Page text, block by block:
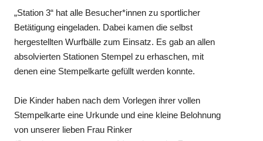
„Station 3“ hat alle Besucher*innen zu sportlicher
Betätigung eingeladen. Dabei kamen die selbst
hergestellten Wurfbälle zum Einsatz. Es gab an allen
absolvierten Stationen Stempel zu erhaschen, mit
denen eine Stempelkarte gefüllt werden konnte.
Die Kinder haben nach dem Vorlegen ihrer vollen
Stempelkarte eine Urkunde und eine kleine Belohnung
von unserer lieben Frau Rinker